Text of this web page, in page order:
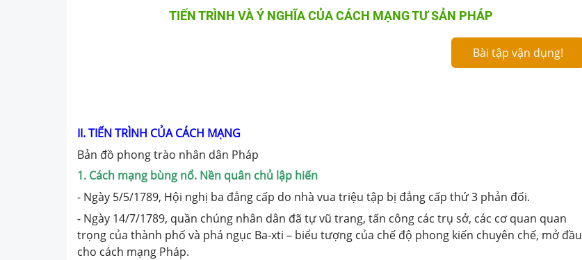
TIẾN TRÌNH VÀ Ý NGHĨA CỦA CÁCH MẠNG TƯ SẢN PHÁP
Bài tập vận dụng!
II. TIẾN TRÌNH CỦA CÁCH MẠNG
Bản đồ phong trào nhân dân Pháp
1. Cách mạng bùng nổ. Nền quân chủ lập hiến
- Ngày 5/5/1789, Hội nghị ba đẳng cấp do nhà vua triệu tập bị đẳng cấp thứ 3 phản đối.
- Ngày 14/7/1789, quần chúng nhân dân đã tự vũ trang, tấn công các trụ sở, các cơ quan quan
trọng của thành phố và phá ngục Ba-xti – biểu tượng của chế độ phong kiến chuyên chế, mở đầu
cho cách mạng Pháp.